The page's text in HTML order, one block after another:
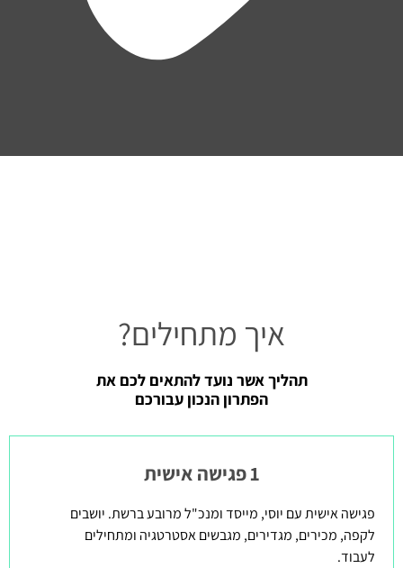
איך מתחילים?
תהליך אשר נועד להתאים לכם את
הפתרון הנכון עבורכם
1 פגישה אישית
פגישה אישית עם יוסי, מייסד ומנכ"ל מרובע ברשת. יושבים
לקפה, מכירים, מגדירים, מגבשים אסטרטגיה ומתחילים
לעבוד.